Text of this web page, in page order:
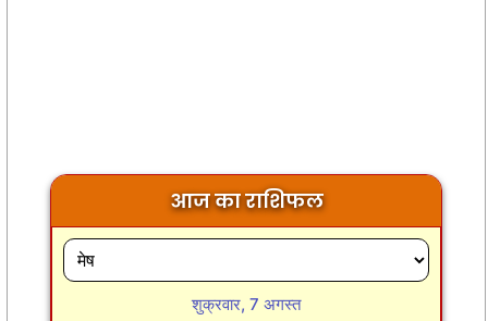
आज का राशिफल
शुक्रवार, 7 अगस्त